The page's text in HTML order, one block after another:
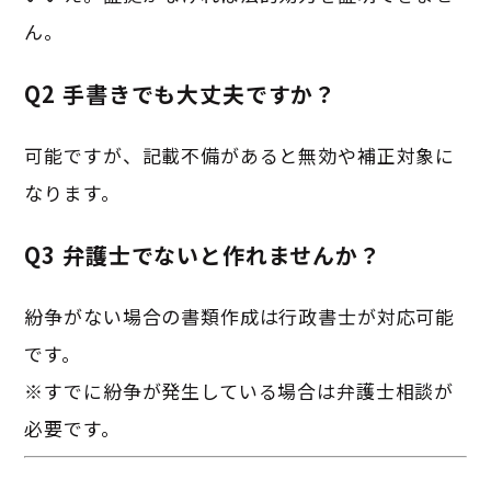
ん。
Q2 手書きでも大丈夫ですか？
可能ですが、記載不備があると無効や補正対象に
なります。
Q3 弁護士でないと作れませんか？
紛争がない場合の書類作成は行政書士が対応可能
です。
※すでに紛争が発生している場合は弁護士相談が
必要です。